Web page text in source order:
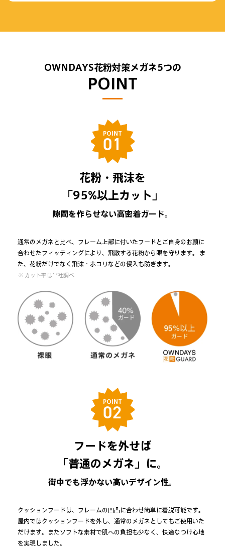
OWNDAYS花粉対策メガネ5つの
POINT
POINT
01
花粉・飛沫を
「95%以上カット」
隙間を作らせない高密着ガード。
通常のメガネと比べ、フレーム上部に付いたフードとご自身のお顔に
合わせたフィッティングにより、飛散する花粉から眼を守ります。 ま
た、花粉だけでなく飛沫・ホコリなどの侵入も防ぎます。
※ カット率は当社調べ
POINT
02
フードを外せば
「普通のメガネ」に。
街中でも浮かない高いデザイン性。
クッションフードは、フレームの凹凸に合わせ簡単に着脱可能です。
屋内ではクッションフードを外し、通常のメガネとしてもご使用いた
だけます。またソフトな素材で肌への負担も少なく、快適なつけ心地
を実現しました。